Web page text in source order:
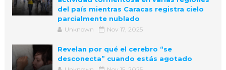
del país mientras Caracas registra cielo
parcialmente nublado
Unknown Nov 17, 2025
Revelan por qué el cerebro “se
desconecta” cuando estás agotado